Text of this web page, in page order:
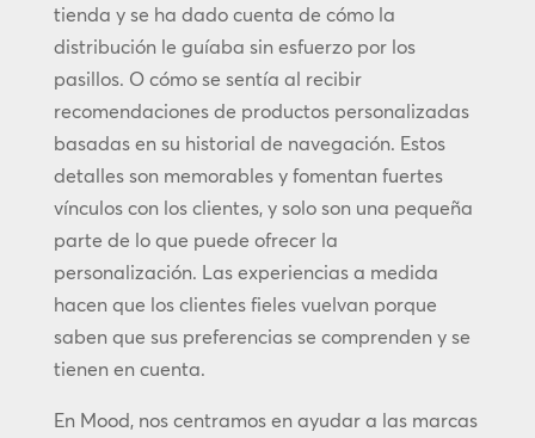
tienda y se ha dado cuenta de cómo la
distribución le guíaba sin esfuerzo por los
pasillos. O cómo se sentía al recibir
recomendaciones de productos personalizadas
basadas en su historial de navegación. Estos
detalles son memorables y fomentan fuertes
vínculos con los clientes, y solo son una pequeña
parte de lo que puede ofrecer la
personalización. Las experiencias a medida
hacen que los clientes fieles vuelvan porque
saben que sus preferencias se comprenden y se
tienen en cuenta.
En Mood, nos centramos en ayudar a las marcas